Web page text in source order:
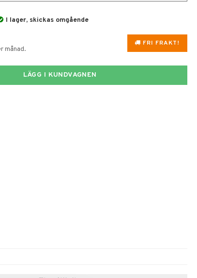
I lager, skickas omgående
FRI FRAKT!
månad.
LÄGG I KUNDVAGNEN